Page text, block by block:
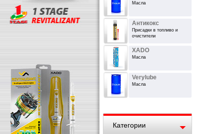
Масла
Антикокс
Присадки в топливо и
очистители
XADO
Масла
Verylube
Масла
Категории